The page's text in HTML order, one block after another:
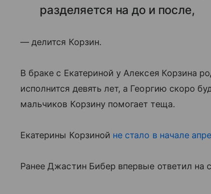
разделяется на до и после,
— делится Корзин.
В браке с Екатериной у Алексея Корзина
исполнится девять лет, а Георгию скоро
мальчиков Корзину помогает теща.
Екатерины Корзиной не стало в начале
Ранее Джастин Бибер впервые ответил